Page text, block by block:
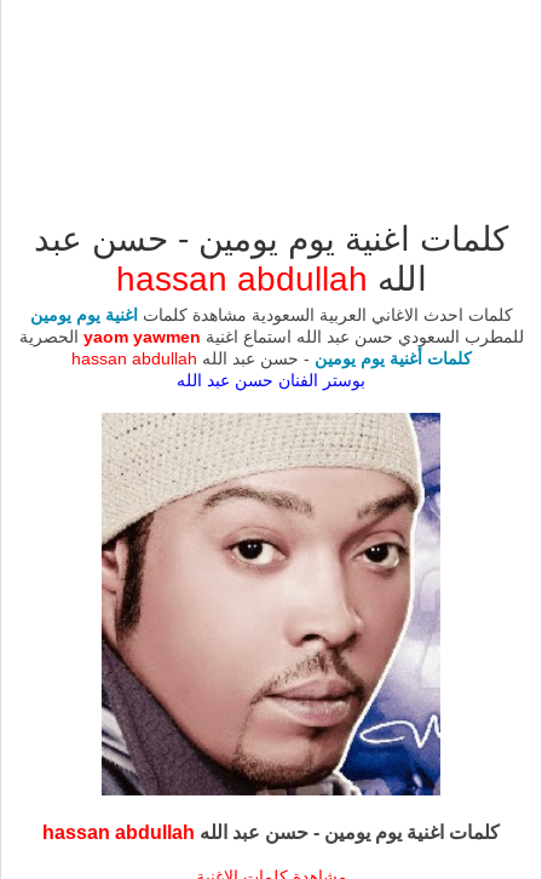
كلمات اغنية يوم يومين - حسن عبد
الله
كلمات احدث الاغاني العربية السعودية مشاهدة كلمات اغنية يوم يومين
للمطرب السعودي حسن عبد الله استماع اغنية yaom yawmen الحصرية
كلمات أغنية يوم يومين - حسن عبد الله
بوستر الفنان حسن عبد الله
كلمات اغنية يوم يومين - حسن عبد الله